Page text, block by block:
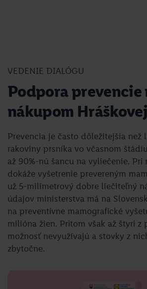
VEDENIE DIALÓGU
Podpora prevencie
nákupom
Prevencia je často dôležitejšia než
rakoviny prsníka vo včasnom
až 90%-nú šancu na vyliečenie. Pri
dokáže vyšetrenie prevereným
už 5-milimetrový dobre liečiteľný
údajov ministerstva má na
na preventívne mamografické
milióna žien. Pritom však až štyri z
možnosť nevyužívajú a stovky z
zbytočne.